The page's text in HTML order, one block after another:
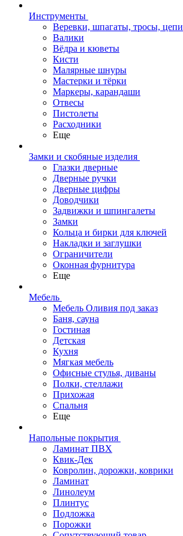
Инструменты
Веревки, шпагаты, тросы, цепи
Валики
Вёдра и кюветы
Кисти
Малярные шнуры
Мастерки и тёрки
Маркеры, карандаши
Отвесы
Пистолеты
Расходники
Еще
Замки и скобяные изделия
Глазки дверные
Дверные ручки
Дверные цифры
Доводчики
Задвижки и шпингалеты
Замки
Кольца и бирки для ключей
Накладки и заглушки
Ограничители
Оконная фурнитура
Еще
Мебель
Мебель Оливия под заказ
Баня, сауна
Гостиная
Детская
Кухня
Мягкая мебель
Офисные стулья, диваны
Полки, стеллажи
Прихожая
Спальня
Еще
Напольные покрытия
Ламинат ПВХ
Квик-Дек
Ковролин, дорожки, коврики
Ламинат
Линолеум
Плинтус
Подложка
Порожки